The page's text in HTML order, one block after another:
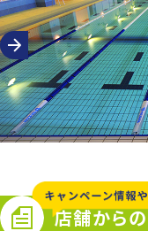
店舗から